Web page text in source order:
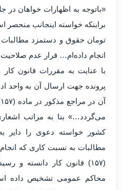
تومان حقوق و دستمزد
با عنایت به مقررات قانون
پرو‌نده جهت ارسال آن به و‌احد
می‌گردد…» بنا به مراتب
کشور خواسته دعوی را دایر
مطالبات به نسبت کاری که
(۱۵۷) قانون کار دانسته و